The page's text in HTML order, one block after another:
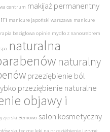
centrum makijaż permanentny
manicure japoński warszawa manicure
bezigłowa opinie mydło z nanosrebrem
naturalna
naturalny
przeziębienie ból
przeziębienie naturalne
objawy i
Bemowo salon kosmetyczny